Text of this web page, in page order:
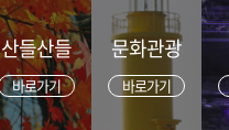
산들산들
바로가기
문화관광
바로가기